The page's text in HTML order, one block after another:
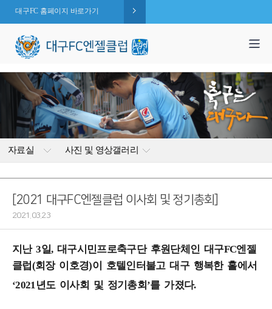
대구FC 홈페이지 바로가기
자료실 사진 및 영상갤러리
[2021 대구FC엔젤클럽 이사회 및 정기총회]
2021.03.23
지난 3일, 대구시민프로축구단 후원단체인 대구FC엔젤
클럽(회장 이호경)이 호텔인터불고 대구 행복한 홀에서
‘2021년도 이사회 및 정기총회’를 가졌다.